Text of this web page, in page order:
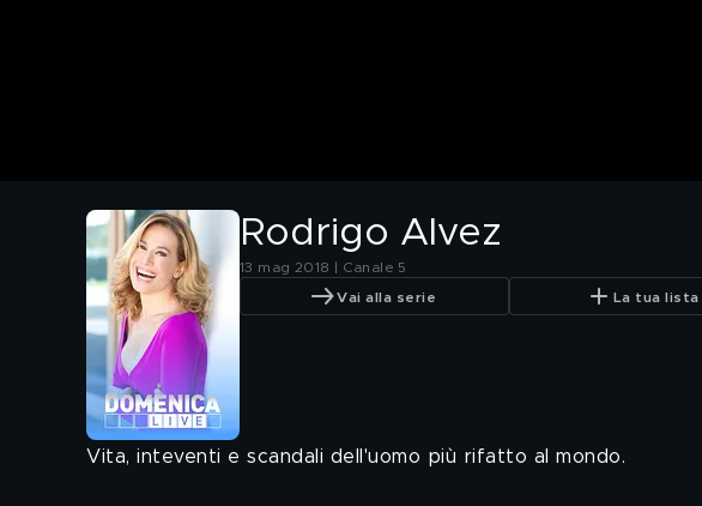
Rodrigo Alvez
13 mag 2018 | Canale 5
Vai alla serie La tua lista
Vita, inteventi e scandali dell'uomo più rifatto al mondo.